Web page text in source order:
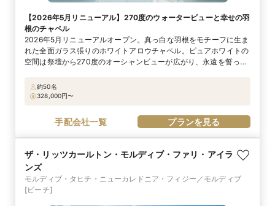
【2026年5月リニューアル】270度のウォータービューと幸せの羽
根のチャペル
2026年5月リニューアルオープン。真っ白な羽根をモチーフに生ま
れた全面ガラス張りのホワイトアロウチャペル。ピュアホワイトの
空間は祭壇から270度のオーシャンビューが広がり、永遠を誓った
りなすチャペルは、誰もが息を呑むほど眩しい光景。喧騒から離
れ、海を独占するかのように建つチャペルは、まさにおふたりと大
ゆくまで堪能して。
約50名
328,000円〜
手配会社一覧 プランを見る
ザ・リッツカールトン・モルディブ・ファリ・アイラ
ンズ
モルディブ・タヒチ・ニューカレドニア・フィジー／モルディブ
[ビーチ]